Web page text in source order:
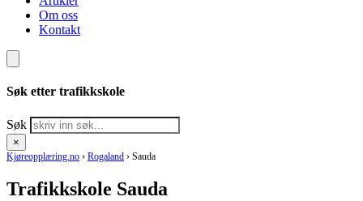
Om oss
Kontakt
Søk etter trafikkskole
Søk
×
Kjøreopplæring.no › Rogaland › Sauda
Trafikkskole Sauda